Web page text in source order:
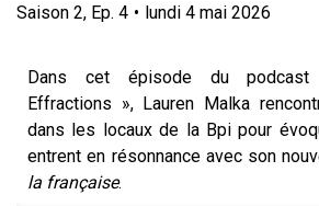
Saison 2, Ep. 4 • lundi 4 mai 2026
Dans cet épisode du
Effractions », Lauren Malka
dans les locaux de la Bpi pour
entrent en résonnance avec son
la française.